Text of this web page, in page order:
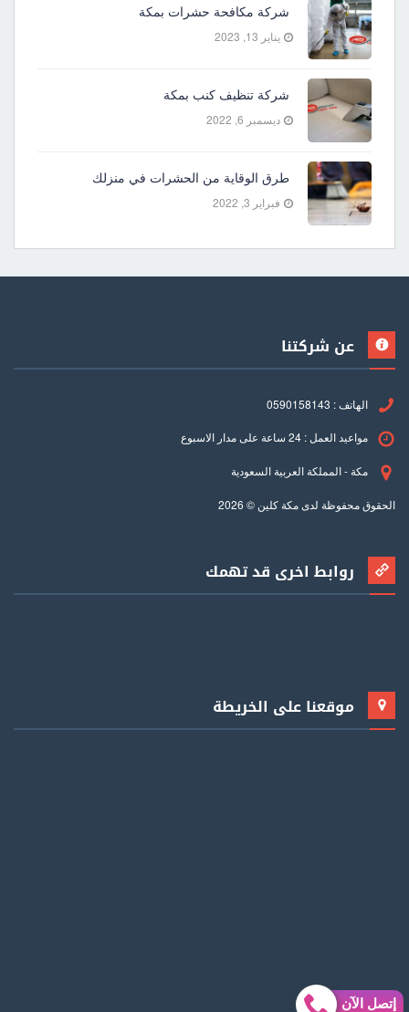
شركة مكافحة حشرات بمكة
يناير 13, 2023
شركة تنظيف كنب بمكة
ديسمبر 6, 2022
طرق الوقاية من الحشرات في منزلك
فبراير 3, 2022
عن شركتنا
الهاتف : 0590158143
مواعيد العمل : 24 ساعة على مدار الاسبوع
مكة - المملكة العربية السعودية
الحقوق محفوظة لدى مكة كلين © 2026
روابط اخرى قد تهمك
موقعنا على الخريطة
إتصل الآن